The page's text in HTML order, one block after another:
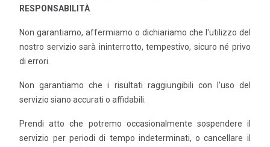
RESPONSABILITÀ
Non garantiamo, affermiamo o dichiariamo che l'utilizzo del
nostro servizio sarà ininterrotto, tempestivo, sicuro né privo
di errori.
Non garantiamo che i risultati raggiungibili con l'uso del
servizio siano accurati o affidabili.
Prendi atto che potremo occasionalmente sospendere il
servizio per periodi di tempo indeterminati, o cancellare il